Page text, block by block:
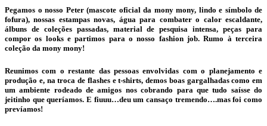
Pegamos o nosso Peter (mascote oficial da mony mony, lindo e símbolo de
fofura), nossas estampas novas, água para combater o calor escaldante,
álbuns de coleções passadas, material de pesquisa intensa, peças para
compor os looks e partimos para o nosso fashion job. Rumo à terceira
coleção da mony mony!
Reunimos com o restante das pessoas envolvidas com o planejamento e
produção e, na troca de flashes e t-shirts, demos boas gargalhadas como em
um ambiente rodeado de amigos nos cobrando para que tudo saísse do
jeitinho que queríamos. E fiuuu…deu um cansaço tremendo….mas foi como
prevíamos!